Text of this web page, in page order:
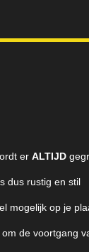
er ALTIJD
dus rustig en stil
mogelijk op je
de voortgang